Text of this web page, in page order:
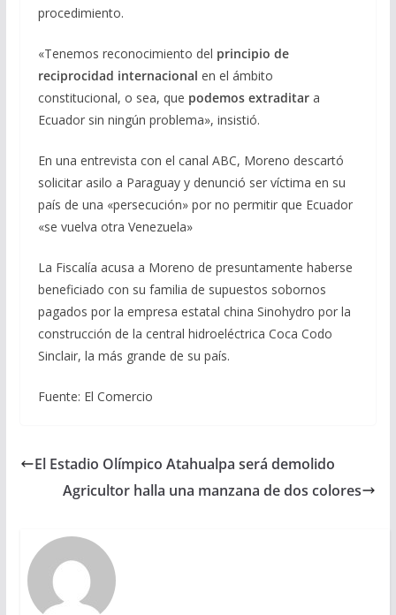
procedimiento.
«Tenemos reconocimiento del principio de
reciprocidad internacional en el ámbito
constitucional, o sea, que podemos extraditar a
Ecuador sin ningún problema», insistió.
En una entrevista con el canal ABC, Moreno descartó
solicitar asilo a Paraguay y denunció ser víctima en su
país de una «persecución» por no permitir que Ecuador
«se vuelva otra Venezuela»
La Fiscalía acusa a Moreno de presuntamente haberse
beneficiado con su familia de supuestos sobornos
pagados por la empresa estatal china Sinohydro por la
construcción de la central hidroeléctrica Coca Codo
Sinclair, la más grande de su país.
Fuente: El Comercio
El Estadio Olímpico Atahualpa será demolido
Agricultor halla una manzana de dos colores